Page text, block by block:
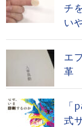
チ
い
エ
革
「
式